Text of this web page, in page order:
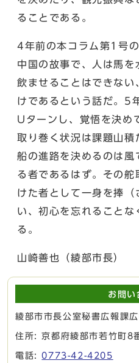
ることである。
4年前の本コラム第1号
中国の故事で、人は馬を
飲ませることはできない
けであるという話だ。5
Uターンし、覚悟を決め
取り巻く状況は課題山
船の進路を決めるのは風
る者であるはず。その舵
けた者として一身を捧（
い、初心を忘れること
る。
山崎善也（綾部市長）
お問い
綾部市市長公室秘書広報課
住所: 京都府綾部市若竹町8
電話:0773-42-4205